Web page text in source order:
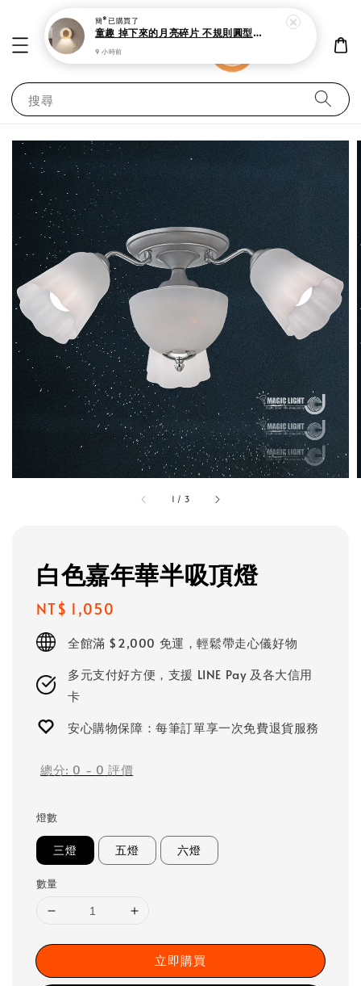
搜尋
1 / 3
白色嘉年華半吸頂燈
Regular
price
NT$ 1,050
全館滿 $2,000 免運，輕鬆帶走心儀好物
多元支付好方便，支援 LINE Pay 及各大信用
卡
安心購物保障：每筆訂單享一次免費退貨服務
總分: 0 - 0 評價
燈數
三燈 五燈 六燈
數量
立即購買
簡*已購買了
童趣 掉下來的月亮碎片 不規則圓型溫暖柔光氣氛室內壁燈I
9 小時前